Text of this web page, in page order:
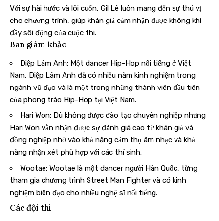
Với sự hài hước và lôi cuốn, Gil Lê luôn mang đến sự thú vị
cho chương trình, giúp khán giả cảm nhận được không khí
đầy sôi động của cuộc thi.
Ban giám khảo
Diệp Lâm Anh: Một dancer Hip-Hop nổi tiếng ở Việt
Nam, Diệp Lâm Anh đã có nhiều năm kinh nghiệm trong
ngành vũ đạo và là một trong những thành viên đầu tiên
của phong trào Hip-Hop tại Việt Nam.
Hari Won: Dù không được đào tạo chuyên nghiệp nhưng
Hari Won vẫn nhận được sự đánh giá cao từ khán giả và
đồng nghiệp nhờ vào khả năng cảm thụ âm nhạc và khả
năng nhận xét phù hợp với các thí sinh.
Wootae: Wootae là một dancer người Hàn Quốc, từng
tham gia chương trình Street Man Fighter và có kinh
nghiệm biên đạo cho nhiều nghệ sĩ nổi tiếng.
Các đội thi